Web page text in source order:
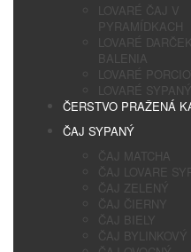
LOVARÉ ČAJ V
PYRAMÍDKACH
LOVARÉ
BALENIA
LOVARÉ
LOVARÉ
ČERSTVO PRAŽENÁ
ČAJ SYPANÝ
ČAJ MATCHA
ČAJ LOVARE
ČAJ ZELENÝ
ČAJ ČIERNY
ČAJ BIELY
ČAJ BYLINKOVÝ